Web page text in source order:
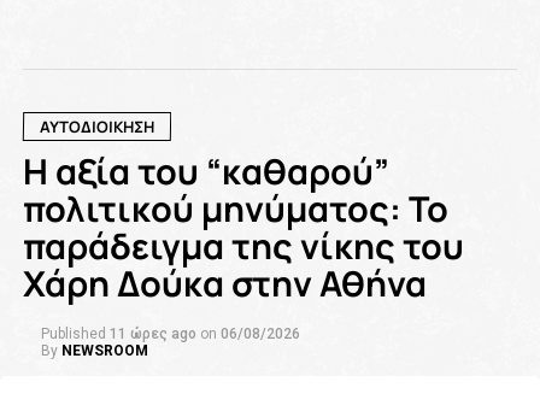
ΑΥΤΟΔΙΟΙΚΗΣΗ
Η αξία του “καθαρού”
πολιτικού μηνύματος: Το
παράδειγμα της νίκης του
Χάρη Δούκα στην Αθήνα
Published 11 ώρες ago on 06/08/2026
By NEWSROOM